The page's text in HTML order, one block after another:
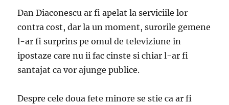
Dan Diaconescu ar fi apelat la serviciile lor
contra cost, dar la un moment, surorile gemene
l-ar fi surprins pe omul de televiziune in
ipostaze care nu ii fac cinste si chiar l-ar fi
santajat ca vor ajunge publice.
Despre cele doua fete minore se stie ca ar fi